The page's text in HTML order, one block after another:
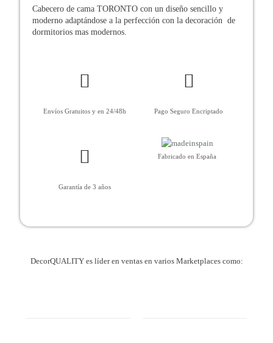
Cabecero de cama TORONTO con un diseño sencillo y
moderno adaptándose a la perfección con la decoración de
dormitorios mas modernos.
Envíos Gratuitos y en 24/48h Pago Seguro Encriptado
Garantía de 3 años
Fabricado en España
DecorQUALITY es líder en ventas en varios Marketplaces como: